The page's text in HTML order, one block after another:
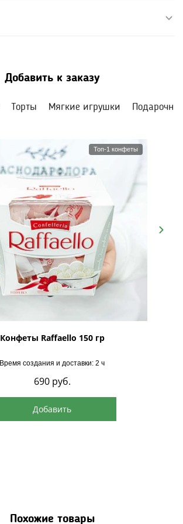
Добавить к заказу
Торты Мягкие игрушки
Топ-1 конфеты
Конфеты Raffaello 150 гр
Время создания и доставки: 2 ч
690 руб.
Добавить
Похожие товары